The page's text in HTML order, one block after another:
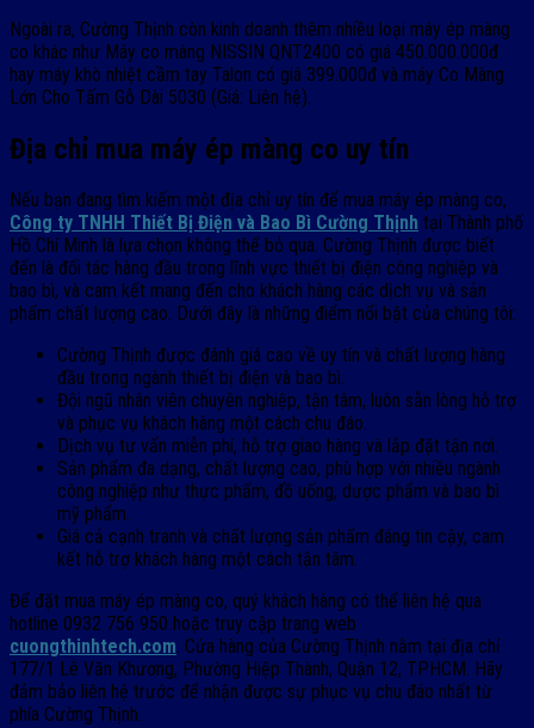
Ngoài ra, Cường Thịnh còn kinh doanh thêm nhiều loại máy ép màng
co khác như Máy co màng NISSIN QNT2400 có giá 450.000.000đ
hay máy khò nhiệt cầm tay Talon có giá 399.000đ và máy Co Màng
Lớn Cho Tấm Gỗ Dài 5030 (Giá: Liên hệ).
Địa chỉ mua máy ép màng co uy tín
Nếu bạn đang tìm kiếm một địa chỉ uy tín để mua máy ép màng co,
Công ty TNHH Thiết Bị Điện và Bao Bì Cường Thịnh tại Thành phố
Hồ Chí Minh là lựa chọn không thể bỏ qua. Cường Thịnh được biết
đến là đối tác hàng đầu trong lĩnh vực thiết bị điện công nghiệp và
bao bì, và cam kết mang đến cho khách hàng các dịch vụ và sản
phẩm chất lượng cao. Dưới đây là những điểm nổi bật của chúng tôi:
Cường Thịnh được đánh giá cao về uy tín và chất lượng hàng
đầu trong ngành thiết bị điện và bao bì.
Đội ngũ nhân viên chuyên nghiệp, tận tâm, luôn sẵn lòng hỗ trợ
và phục vụ khách hàng một cách chu đáo.
Dịch vụ tư vấn miễn phí, hỗ trợ giao hàng và lắp đặt tận nơi.
Sản phẩm đa dạng, chất lượng cao, phù hợp với nhiều ngành
công nghiệp như thực phẩm, đồ uống, dược phẩm và bao bì
mỹ phẩm.
Giá cả cạnh tranh và chất lượng sản phẩm đáng tin cậy, cam
kết hỗ trợ khách hàng một cách tận tâm.
Để đặt mua máy ép màng co, quý khách hàng có thể liên hệ qua
hotline 0932 756 950 hoặc truy cập trang web
cuongthinhtech.com. Cửa hàng của Cường Thịnh nằm tại địa chỉ
177/1 Lê Văn Khương, Phường Hiệp Thành, Quận 12, TPHCM. Hãy
đảm bảo liên hệ trước để nhận được sự phục vụ chu đáo nhất từ
phía Cường Thịnh.